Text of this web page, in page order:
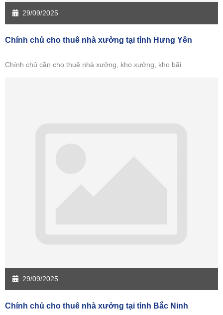
29/09/2025
Chính chủ cho thuê nhà xưởng tại tỉnh Hưng Yên
Chính chủ cần cho thuê nhà xưởng, kho xưởng, kho bãi
29/09/2025
Chính chủ cho thuê nhà xưởng tại tỉnh Bắc Ninh